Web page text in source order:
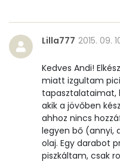
Likopin
Lut-zea
Összesen
Lilla777 2015. 09.
Kedves Andi!
miatt izgultam
tapasztalataimat,
akik a jövőben
ahhoz nincs
legyen bő (annyi,
olaj. Egy darabot
piszkáltam, csak